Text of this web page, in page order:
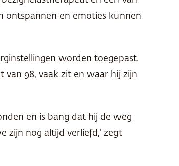
ontspannen en emoties kunnen
worden toegepast.
van 98, vaak zit en waar hij zijn
en is bang dat hij de weg
zijn nog altijd verliefd,’ zegt